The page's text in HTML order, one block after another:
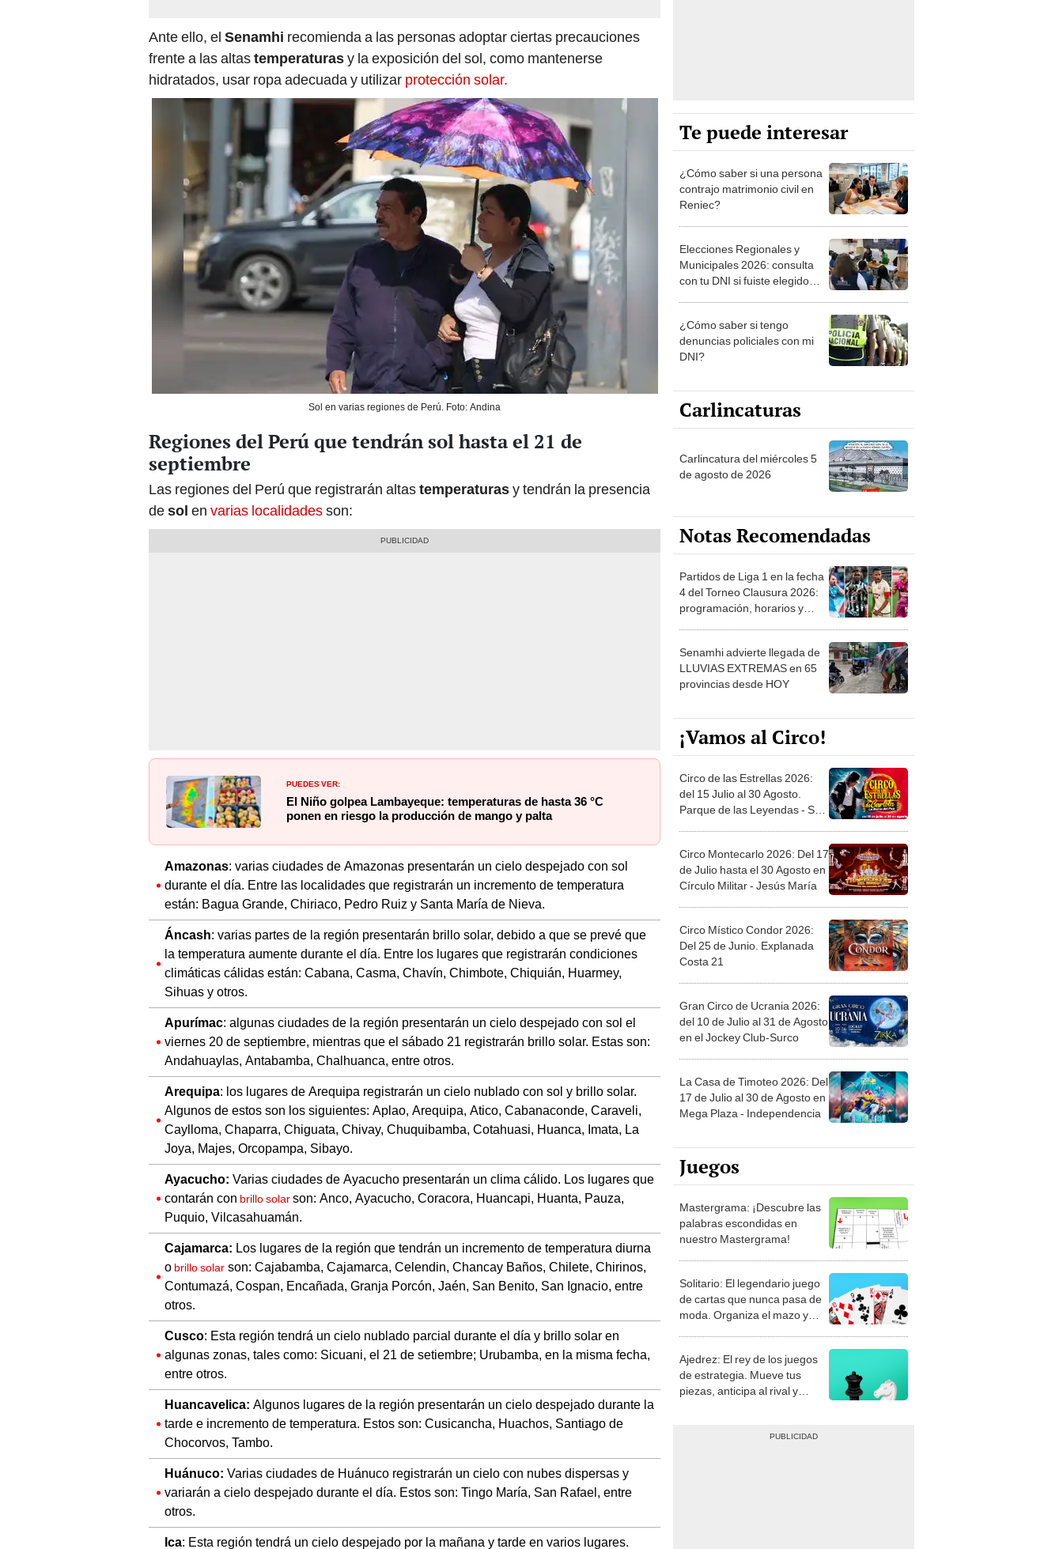
Ante ello, el Senamhi recomienda a las personas adoptar ciertas precauciones
frente a las altastemperaturasy la exposición del sol, como mantenerse
hidratados, usar ropa adecuada y utilizar protección solar.
Sol en varias regiones de Perú. Foto: Andina
Regiones del Perú que tendrán sol hasta el 21 de
septiembre
Las regiones del Perú que registrarán altastemperaturasy tendrán la presencia
desol en varias localidadesson:
PUEDES VER:
El Niño golpea Lambayeque: temperaturas de hasta 36 °C
ponen en riesgo la producción de mango y palta
Amazonas: varias ciudades de Amazonas presentarán un cielo despejado con sol
durante el día. Entre las localidades que registrarán un incremento de temperatura
están: Bagua Grande, Chiriaco, Pedro Ruiz y Santa María de Nieva.
Áncash: varias partes de la región presentarán brillo solar, debido a que se prevé que
la temperatura aumente durante el día. Entre los lugares que registrarán condiciones
climáticas cálidas están: Cabana, Casma, Chavín, Chimbote, Chiquián, Huarmey,
Sihuas y otros.
Apurímac: algunas ciudades de la región presentarán un cielo despejado con sol el
viernes 20 de septiembre, mientras que el sábado 21 registrarán brillo solar. Estas son:
Andahuaylas, Antabamba, Chalhuanca, entre otros.
Arequipa: los lugares de Arequipa registrarán un cielo nublado con sol y brillo solar.
Algunos de estos son los siguientes: Aplao, Arequipa, Atico, Cabanaconde, Caraveli,
Caylloma, Chaparra, Chiguata, Chivay, Chuquibamba, Cotahuasi, Huanca, Imata, La
Joya, Majes, Orcopampa, Sibayo.
Ayacucho: Varias ciudades de Ayacucho presentarán un clima cálido. Los lugares que
contarán con brillo solarson: Anco, Ayacucho, Coracora, Huancapi, Huanta, Pauza,
Puquio, Vilcasahuamán.
Cajamarca: Los lugares de la región que tendrán un incremento de temperatura diurna
o brillo solar son: Cajabamba, Cajamarca, Celendin, Chancay Baños, Chilete, Chirinos,
Contumazá, Cospan, Encañada, Granja Porcón, Jaén, San Benito, San Ignacio, entre
otros.
Cusco: Esta región tendrá un cielo nublado parcial durante el día y brillo solar en
algunas zonas, tales como: Sicuani, el 21 de setiembre; Urubamba, en la misma fecha,
entre otros.
Huancavelica: Algunos lugares de la región presentarán un cielo despejado durante la
tarde e incremento de temperatura. Estos son: Cusicancha, Huachos, Santiago de
Chocorvos, Tambo.
Huánuco: Varias ciudades de Huánuco registrarán un cielo con nubes dispersas y
variarán a cielo despejado durante el día. Estos son: Tingo María, San Rafael, entre
otros.
Ica: Esta región tendrá un cielo despejado por la mañana y tarde en varios lugares.
Te puede interesar
¿Cómo saber si una persona
contrajo matrimonio civil en
Reniec?
Elecciones Regionales y
Municipales 2026: consulta
con tu DNI si fuiste elegido
la ONPE
¿Cómo saber si tengo
denuncias policiales con mi
DNI?
Carlincaturas
Carlincatura del miércoles 5
de agosto de 2026
Notas Recomendadas
Partidos de Liga 1 en la fecha
4 del Torneo Clausura 2026:
programación, horarios y
Senamhi advierte llegada de
LLUVIAS EXTREMAS en 65
provincias desde HOY
¡Vamos al Circo!
Circo de las Estrellas 2026:
del 15 Julio al 30 Agosto.
Parque de las Leyendas - San
Circo Montecarlo 2026: Del 17
de Julio hasta el 30 Agosto en
Círculo Militar - Jesús María
Circo Místico Condor 2026:
Del 25 de Junio. Explanada
Costa 21
Gran Circo de Ucrania 2026:
del 10 de Julio al 31 de Agosto
en el Jockey Club-Surco
La Casa de Timoteo 2026: Del
17 de Julio al 30 de Agosto en
Mega Plaza - Independencia
Juegos
Mastergrama: ¡Descubre las
palabras escondidas en
nuestro Mastergrama!
Solitario: El legendario juego
de cartas que nunca pasa de
moda. Organiza el mazo y
Ajedrez: El rey de los juegos
de estrategia. Mueve tus
piezas, anticipa al rival y